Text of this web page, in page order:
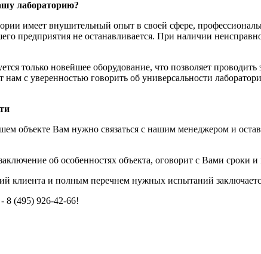
лабораторию?
имеет внушительный опыт в своей сфере,
предприятия не останавливается. При наличии
только новейшее оборудование, что позволяет
нам с уверенностью говорить об универсальности
объекте Вам нужно связаться с нашим менеджером и
об особенностях объекта, оговорит с Вами сроки и
клиента и полным перечнем нужных испытаний
8 (495) 926-42-66!